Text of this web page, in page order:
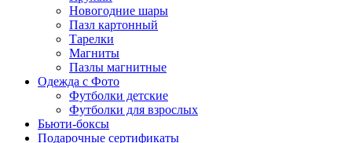
Новогодние шары
Пазл картонный
Тарелки
Магниты
Пазлы магнитные
Одежда с Фото
Футболки детские
Футболки для взрослых
Бьюти-боксы
Подарочные сертификаты